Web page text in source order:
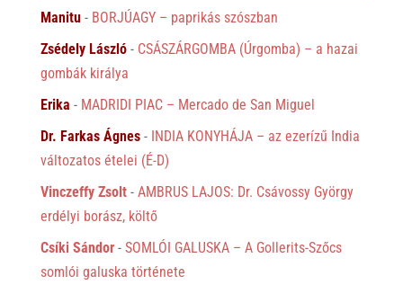
Manitu- BORJÚAGY – paprikás szószban
Zsédely László- CSÁSZÁRGOMBA (Úrgomba) – a hazai
gombák királya
Erika - MADRIDI PIAC – Mercado de San Miguel
Dr. Farkas Ágnes- INDIA KONYHÁJA – az ezerízű India
változatos ételei (É-D)
Vinczeffy Zsolt- AMBRUS LAJOS: Dr. Csávossy György
erdélyi borász, költő
Csíki Sándor- SOMLÓI GALUSKA – A Gollerits-Szőcs
somlói galuska története